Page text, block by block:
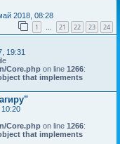
2018, 08:28
1 … 21 22 23 24
19:31
Core.php on line 1266:
that implements
Core.php on line 1266:
that implements